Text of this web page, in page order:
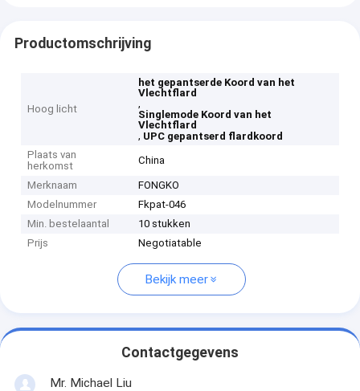
Productomschrijving
Hoog licht
het gepantserde Koord van het
Vlechtflard
,
Singlemode Koord van het
Vlechtflard
, UPC gepantserd flardkoord
Plaats van
herkomst
China
Merknaam
FONGKO
Modelnummer
Fkpat-046
Min. bestelaantal
10 stukken
Prijs
Negotiatable
Bekijk meer
Contactgegevens
Mr. Michael Liu